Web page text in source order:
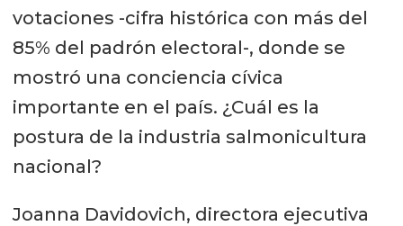
votaciones -cifra histórica con más del
85% del padrón electoral-, donde se
mostró una conciencia cívica
importante en el país. ¿Cuál es la
postura de la industria salmonicultura
nacional?
Joanna Davidovich, directora ejecutiva